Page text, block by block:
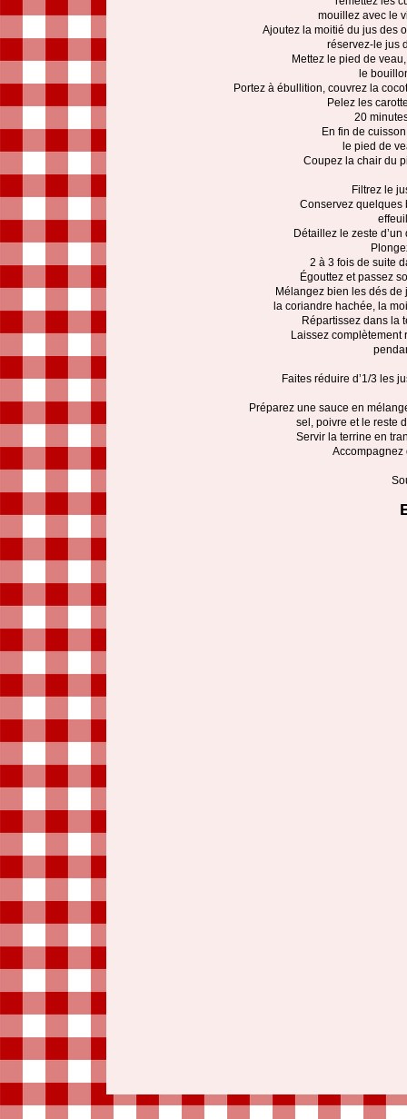
mouillez avec le
Ajoutez la moitié du jus des
réservez-le jus
Mettez le pied de
le
Portez à ébullition, couvrez la
Pelez les
20
En fin de
le pied de
Coupez la chair du
Filtrez le
Conservez quelques
Détaillez le zeste
2 à 3 fois de suite
Égouttez et passez
Mélangez bien les dés
la coriandre hachée, la
Répartissez dans la
Laissez complètement
Faites réduire d’1/3 les
Préparez une sauce en
sel, poivre et le reste
Servir la terrine en
Accompagnez